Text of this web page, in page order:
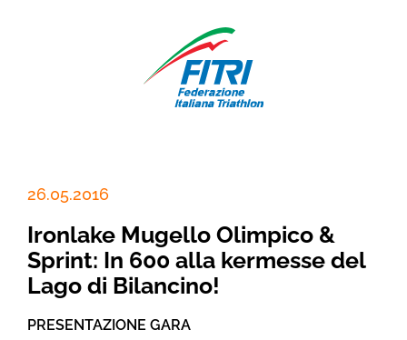
26.05.2016
Ironlake Mugello Olimpico &
Sprint: In 600 alla kermesse del
Lago di Bilancino!
PRESENTAZIONE GARA